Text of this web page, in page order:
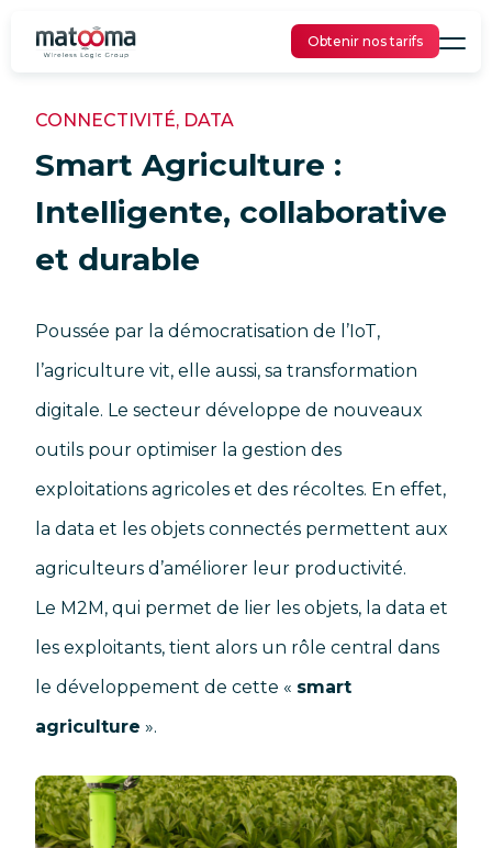
Obtenir nos tarifs
CONNECTIVITÉ, DATA
Smart Agriculture :
Intelligente, collaborative
et durable
Poussée par la démocratisation de l’IoT,
l’agriculture vit, elle aussi, sa transformation
digitale. Le secteur développe de nouveaux
outils pour optimiser la gestion des
exploitations agricoles et des récoltes. En effet,
la data et les objets connectés permettent aux
agriculteurs d’améliorer leur productivité.
Le M2M, qui permet de lier les objets, la data et
les exploitants, tient alors un rôle central dans
le développement de cette « smart
agriculture ».